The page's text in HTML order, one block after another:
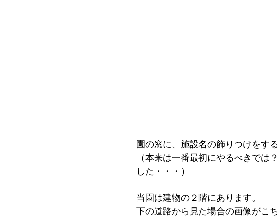
園の窓に、施設名の飾りつけをす
（本来は一番最初にやるべきでは
した・・・）
当園は建物の２階にあります。
下の道路から見た場合の画像がこ